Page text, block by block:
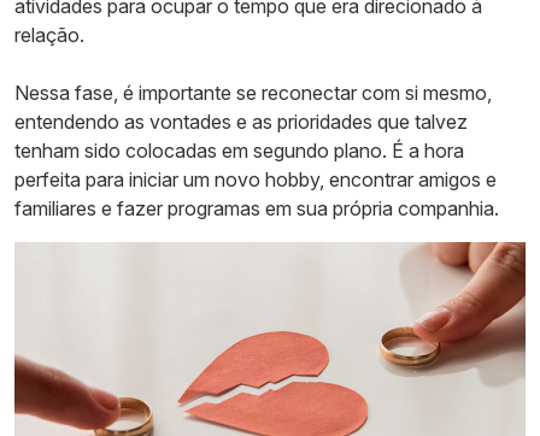
atividades para ocupar o tempo que era direcionado à
relação.
Nessa fase, é importante se reconectar com si mesmo,
entendendo as vontades e as prioridades que talvez
tenham sido colocadas em segundo plano. É a hora
perfeita para iniciar um novo hobby, encontrar amigos e
familiares e fazer programas em sua própria companhia.